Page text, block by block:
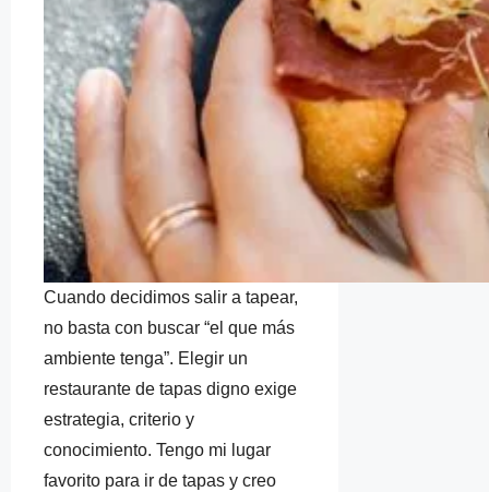
Cuando decidimos salir a tapear,
no basta con buscar “el que más
ambiente tenga”. Elegir un
restaurante de tapas digno exige
estrategia, criterio y
conocimiento. Tengo mi lugar
favorito para ir de tapas y creo